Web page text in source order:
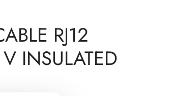
RJ12
INSULATED